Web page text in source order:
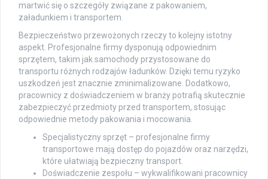
martwić się o szczegóły związane z pakowaniem,
załadunkiem i transportem.
Bezpieczeństwo przewożonych rzeczy to kolejny istotny
aspekt. Profesjonalne firmy dysponują odpowiednim
sprzętem, takim jak samochody przystosowane do
transportu różnych rodzajów ładunków. Dzięki temu ryzyko
uszkodzeń jest znacznie zminimalizowane. Dodatkowo,
pracownicy z doświadczeniem w branży potrafią skutecznie
zabezpieczyć przedmioty przed transportem, stosując
odpowiednie metody pakowania i mocowania.
Specjalistyczny sprzęt – profesjonalne firmy
transportowe mają dostęp do pojazdów oraz narzędzi,
które ułatwiają bezpieczny transport.
Doświadczenie zespołu – wykwalifikowani pracownicy